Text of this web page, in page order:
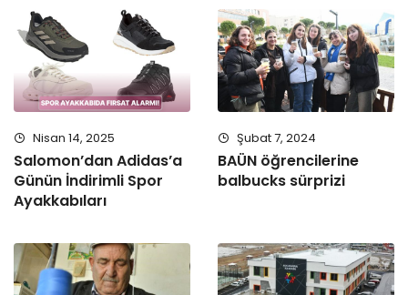
Nisan 14, 2025
Salomon’dan Adidas’a
Günün İndirimli Spor
Ayakkabıları
Şubat 7, 2024
BAÜN öğrencilerine
balbucks sürprizi